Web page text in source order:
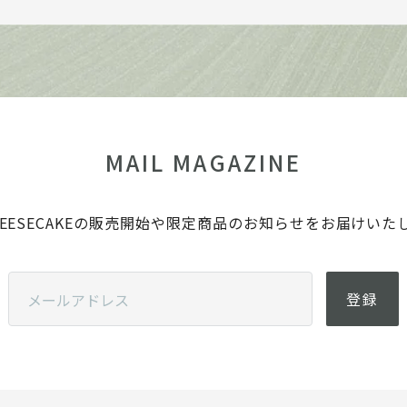
MAIL MAGAZINE
の販売開始や限定商品のお知らせをお届けいた
登録